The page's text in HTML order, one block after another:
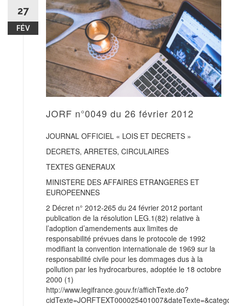
27
FÉV
JORF n°0049 du 26 février 2012
JOURNAL OFFICIEL « LOIS ET DECRETS »
DECRETS, ARRETES, CIRCULAIRES
TEXTES GENERAUX
MINISTERE DES AFFAIRES ETRANGERES ET
EUROPEENNES
2 Décret n° 2012-265 du 24 février 2012 portant
publication de la résolution LEG.1(82) relative à
l’adoption d’amendements aux limites de
responsabilité prévues dans le protocole de 1992
modifiant la convention internationale de 1969 sur la
responsabilité civile pour les dommages dus à la
pollution par les hydrocarbures, adoptée le 18 octobre
2000 (1)
http://www.legifrance.gouv.fr/affichTexte.do?